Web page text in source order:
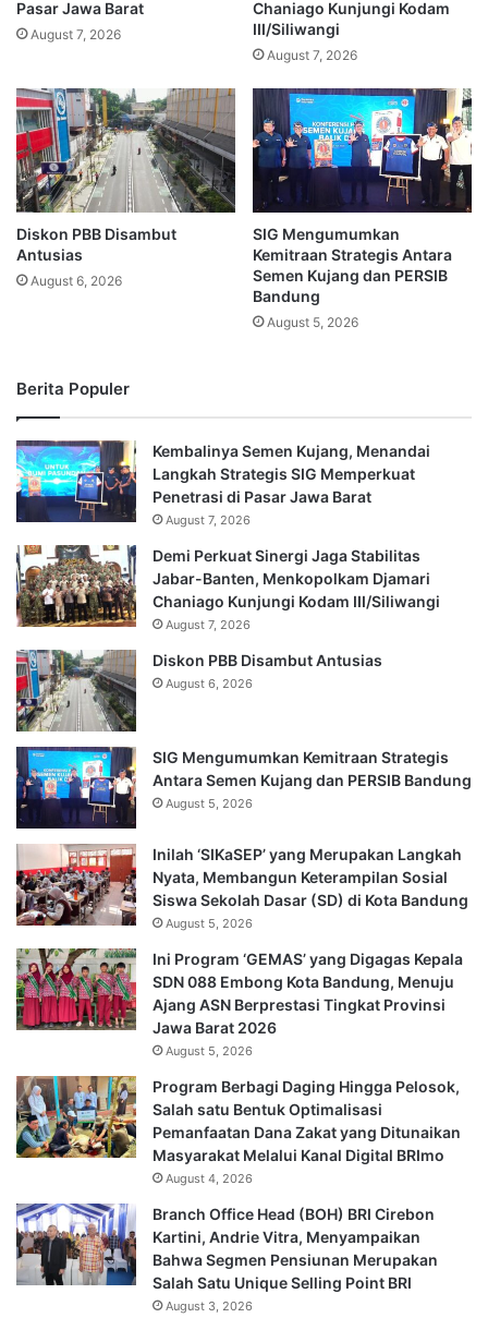
Pasar Jawa Barat
August 7, 2026
Chaniago Kunjungi Kodam
III/Siliwangi
August 7, 2026
Diskon PBB Disambut
Antusias
August 6, 2026
SIG Mengumumkan
Kemitraan Strategis Antara
Semen Kujang dan PERSIB
Bandung
August 5, 2026
Berita Populer
Kembalinya Semen Kujang, Menandai
Langkah Strategis SIG Memperkuat
Penetrasi di Pasar Jawa Barat
August 7, 2026
Demi Perkuat Sinergi Jaga Stabilitas
Jabar-Banten, Menkopolkam Djamari
Chaniago Kunjungi Kodam III/Siliwangi
August 7, 2026
Diskon PBB Disambut Antusias
August 6, 2026
SIG Mengumumkan Kemitraan Strategis
Antara Semen Kujang dan PERSIB Bandung
August 5, 2026
Inilah ‘SIKaSEP’ yang Merupakan Langkah
Nyata, Membangun Keterampilan Sosial
Siswa Sekolah Dasar (SD) di Kota Bandung
August 5, 2026
Ini Program ‘GEMAS’ yang Digagas Kepala
SDN 088 Embong Kota Bandung, Menuju
Ajang ASN Berprestasi Tingkat Provinsi
Jawa Barat 2026
August 5, 2026
Program Berbagi Daging Hingga Pelosok,
Salah satu Bentuk Optimalisasi
Pemanfaatan Dana Zakat yang Ditunaikan
Masyarakat Melalui Kanal Digital BRImo
August 4, 2026
Branch Office Head (BOH) BRI Cirebon
Kartini, Andrie Vitra, Menyampaikan
Bahwa Segmen Pensiunan Merupakan
Salah Satu Unique Selling Point BRI
August 3, 2026